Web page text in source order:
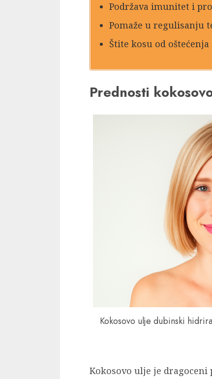
Podržava imunitet i
Pomaže u regulisanju
Štite kosu od oštećenja
Prednosti
Kokosovo ulje dubinski
Kokosovo ulje je